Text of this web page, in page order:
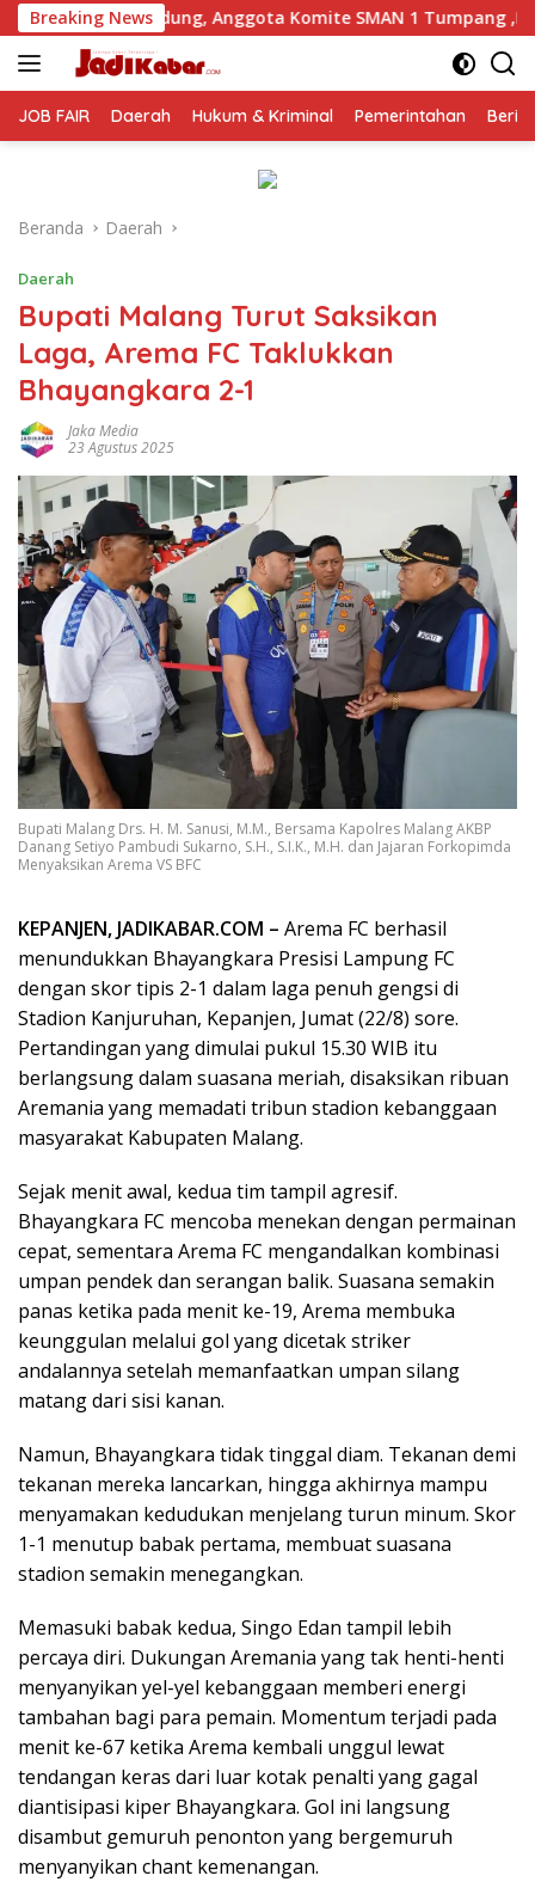
Langsung
ke
konten
Breaking News
Komite SMAN 1 Tumpang ,Ketua DPD IWOI Buka suara
JOB FAIR Daerah Hukum & Kriminal Pemerintahan
Beranda Daerah
Daerah
Bupati Malang Turut Saksikan
Laga, Arema FC Taklukkan
Bhayangkara 2-1
Jaka Media
23 Agustus 2025
Bupati Malang Drs. H. M. Sanusi, M.M., Bersama Kapolres Malang AKBP
Danang Setiyo Pambudi Sukarno, S.H., S.I.K., M.H. dan Jajaran Forkopimda
Menyaksikan Arema VS BFC
KEPANJEN, JADIKABAR.COM – Arema FC berhasil
menundukkan Bhayangkara Presisi Lampung FC
dengan skor tipis 2-1 dalam laga penuh gengsi di
Stadion Kanjuruhan, Kepanjen, Jumat (22/8) sore.
Pertandingan yang dimulai pukul 15.30 WIB itu
berlangsung dalam suasana meriah, disaksikan ribuan
Aremania yang memadati tribun stadion kebanggaan
masyarakat Kabupaten Malang.
Sejak menit awal, kedua tim tampil agresif.
Bhayangkara FC mencoba menekan dengan permainan
cepat, sementara Arema FC mengandalkan kombinasi
umpan pendek dan serangan balik. Suasana semakin
panas ketika pada menit ke-19, Arema membuka
keunggulan melalui gol yang dicetak striker
andalannya setelah memanfaatkan umpan silang
matang dari sisi kanan.
Namun, Bhayangkara tidak tinggal diam. Tekanan demi
tekanan mereka lancarkan, hingga akhirnya mampu
menyamakan kedudukan menjelang turun minum. Skor
1-1 menutup babak pertama, membuat suasana
stadion semakin menegangkan.
Memasuki babak kedua, Singo Edan tampil lebih
percaya diri. Dukungan Aremania yang tak henti-henti
menyanyikan yel-yel kebanggaan memberi energi
tambahan bagi para pemain. Momentum terjadi pada
menit ke-67 ketika Arema kembali unggul lewat
tendangan keras dari luar kotak penalti yang gagal
diantisipasi kiper Bhayangkara. Gol ini langsung
disambut gemuruh penonton yang bergemuruh
menyanyikan chant kemenangan.